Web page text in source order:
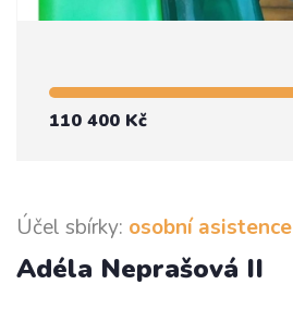
110 400 Kč
Účel sbírky: osobní asistence
Adéla Neprašová II